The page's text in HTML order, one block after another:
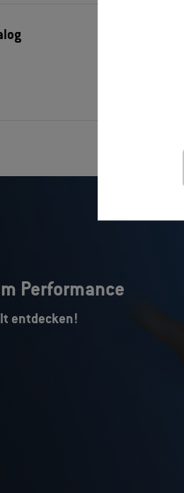
Performance
entdecken!